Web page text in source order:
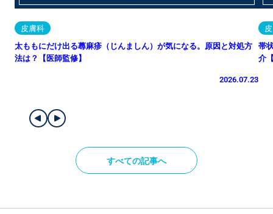
皮膚科
太ももにだけ出る蕁麻疹（じんましん）が気になる。原因と対処方
法は？【医師監修】
2026.07.23
帯
介
すべての記事へ